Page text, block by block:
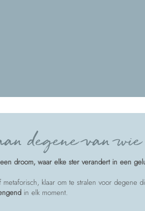
degene van
droom, waar elke ster verandert in een
klaar om te stralen voor degene
in elk moment.